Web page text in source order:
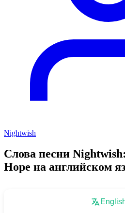
Nightwish
Слова песни
Hope на английском